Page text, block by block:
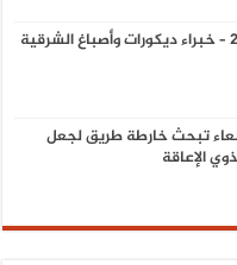
تبحث خارطة طريق لجعل
الإعاقة